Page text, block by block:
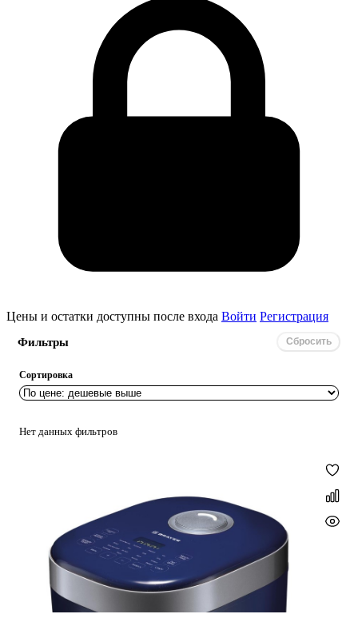
Цены и остатки доступны после входа Войти Регистрация
Фильтры
Сбросить
Сортировка
Нет данных фильтров